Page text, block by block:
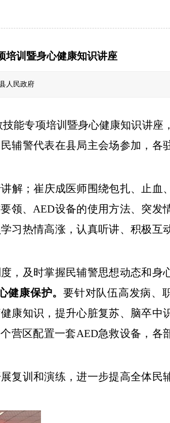
培训暨身心健康知识讲座
人民政府
能专项培训暨身心健康知识讲座
辅警代表在县局主会场参加，各
解；崔庆成医师围绕包扎、止血
领、AED设备的使用方法、突发
习热情高涨，认真听讲、积极互
，及时掌握民辅警思想动态和身
健康保护。 要针对队伍高发病、
康知识，提升心脏复苏、脑卒中
营区配置一套AED急救设备，各
复训和演练，进一步提高全体民